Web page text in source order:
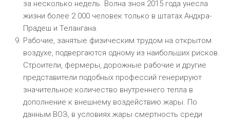
за несколько недель. Волна зноя 2015 года унесла
жизни более 2 000 человек только в штатах Андхра-
Прадеш и Телангана.
Рабочие, занятые физическим трудом на открытом
воздухе, подвергаются одному из наибольших рисков.
Строители, фермеры, дорожные рабочие и другие
представители подобных профессий генерируют
значительное количество внутреннего тепла в
дополнение к внешнему воздействию жары. По
данным ВОЗ, в условиях жары смертность среди